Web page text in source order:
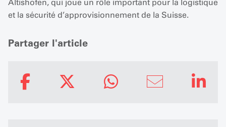
Altishofen, qui joue un rôle important pour la logistique
et la sécurité d’approvisionnement de la Suisse.
Partager l'article